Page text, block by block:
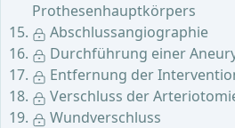
Prothesenhauptkörpers
Abschlussangiographie
Durchführung einer
Entfernung der
Verschluss der
Wundverschluss